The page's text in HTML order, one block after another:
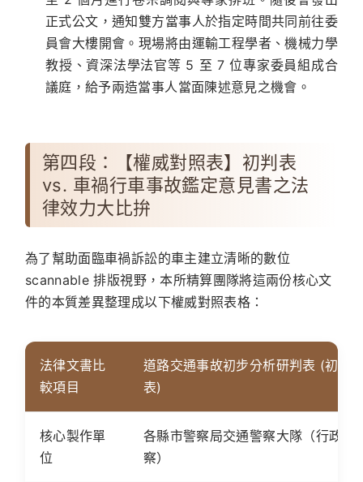
正式公文，通知雙方當事人於指定時間共同前往委
員會大樓開會。現場將由運輸工程學者、機械力學
教授、資深法學法官等 5 至 7 位專家委員組成合
議庭，給予兩造當事人當面陳述意見之機會。
第四段：【權威對照表】初判表
vs. 車禍行車事故鑑定意見書之法
律效力大比拚
為了幫助面臨車禍訴訟的車主建立清晰的數位
scannable 排版視野，本所精算團隊將這兩份核心文
件的本質差異整理成以下權威對照表格：
法律文書比
較項目
道路交通事故初步分析研判表 (初判
表)
核心製作單
位
各縣市警察局交通警察大隊（行政警
察）